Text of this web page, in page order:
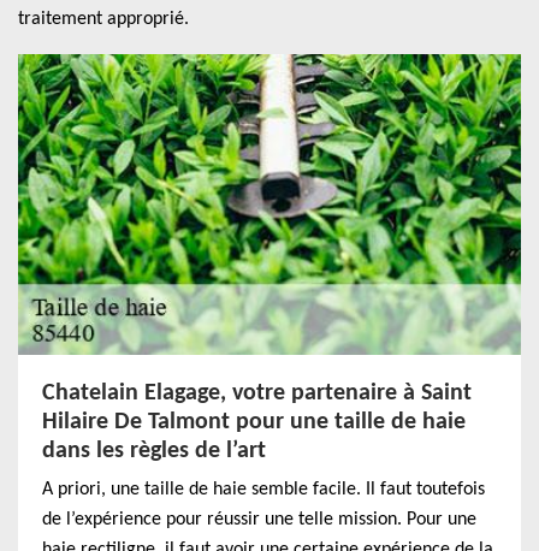
traitement approprié.
Chatelain Elagage, votre partenaire à Saint
Hilaire De Talmont pour une taille de haie
dans les règles de l’art
A priori, une taille de haie semble facile. Il faut toutefois
de l’expérience pour réussir une telle mission. Pour une